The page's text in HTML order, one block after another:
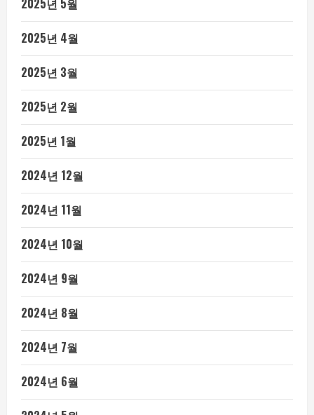
2025년 5월
2025년 4월
2025년 3월
2025년 2월
2025년 1월
2024년 12월
2024년 11월
2024년 10월
2024년 9월
2024년 8월
2024년 7월
2024년 6월